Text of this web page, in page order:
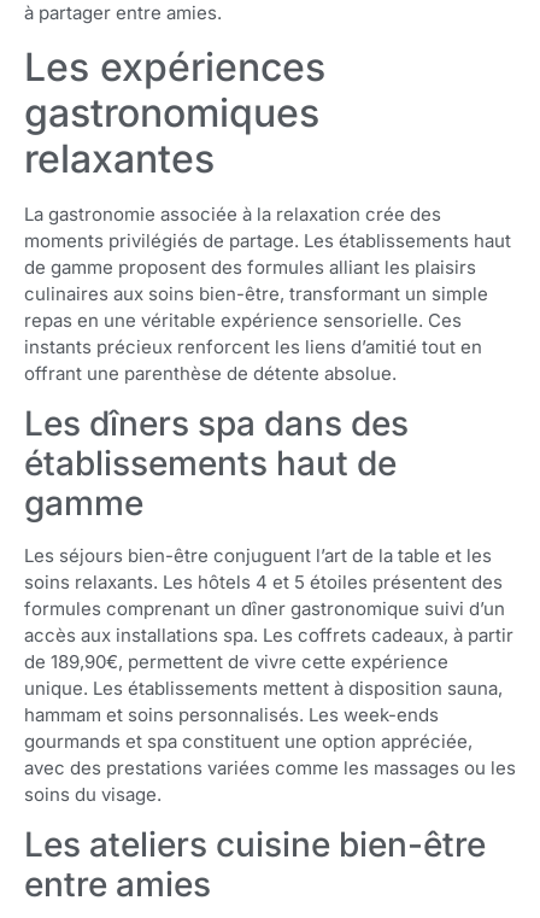
à partager entre amies.
Les expériences
gastronomiques
relaxantes
La gastronomie associée à la relaxation crée des
moments privilégiés de partage. Les établissements haut
de gamme proposent des formules alliant les plaisirs
culinaires aux soins bien-être, transformant un simple
repas en une véritable expérience sensorielle. Ces
instants précieux renforcent les liens d’amitié tout en
offrant une parenthèse de détente absolue.
Les dîners spa dans des
établissements haut de
gamme
Les séjours bien-être conjuguent l’art de la table et les
soins relaxants. Les hôtels 4 et 5 étoiles présentent des
formules comprenant un dîner gastronomique suivi d’un
accès aux installations spa. Les coffrets cadeaux, à partir
de 189,90€, permettent de vivre cette expérience
unique. Les établissements mettent à disposition sauna,
hammam et soins personnalisés. Les week-ends
gourmands et spa constituent une option appréciée,
avec des prestations variées comme les massages ou les
soins du visage.
Les ateliers cuisine bien-être
entre amies